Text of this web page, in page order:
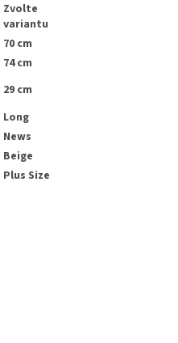
Zvolte
variantu
70 cm
74 cm
29 cm
Long
News
Beige
Plus Size